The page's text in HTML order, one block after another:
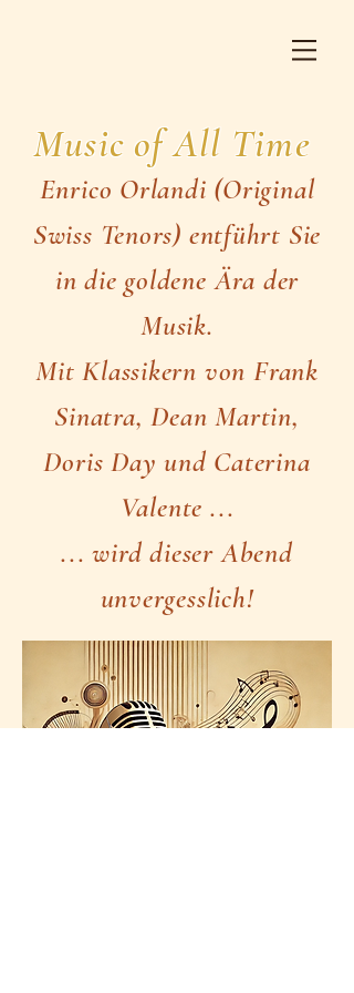
Music of All Time
Enrico Orlandi (Original
Swiss Tenors) entführt Sie
in die goldene Ära der
Musik.
Mit Klassikern von Frank
Sinatra, Dean Martin,
Doris Day und Caterina
Valente ...
... wird dieser Abend
unvergesslich!